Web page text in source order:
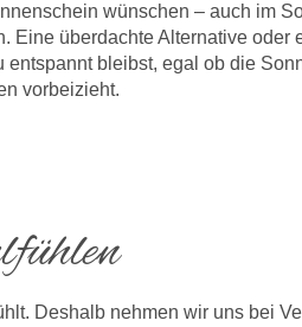
wünschen – auch im
Eine überdachte Alternative oder
entspannt bleibst, egal ob die
vorbeizieht.
Deshalb nehmen wir uns bei